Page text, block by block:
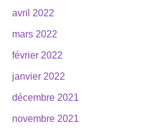
avril 2022
mars 2022
février 2022
janvier 2022
décembre 2021
novembre 2021